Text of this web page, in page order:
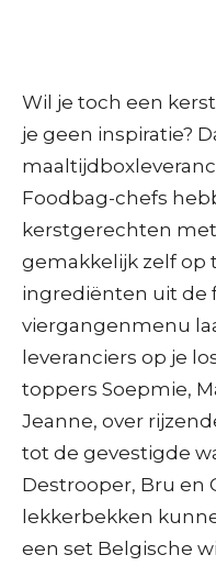
Wil je toch een
je geen inspiratie?
Foodbag-chefs
kerstgerechten
gemakkelijk zelf op
ingrediënten uit de
viergangenmenu
leveranciers op je
toppers Soepmie,
Jeanne, over
tot de gevestigde
Destrooper, Bru en
lekkerbekken
een set Belgische